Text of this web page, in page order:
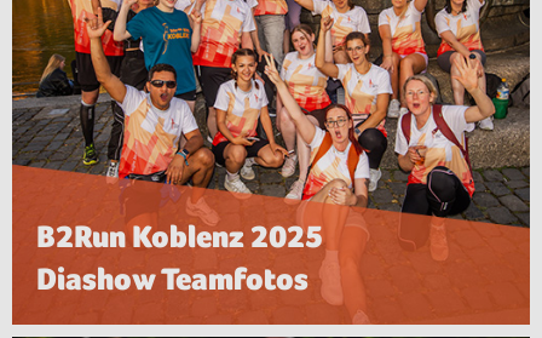
B2Run Koblenz 2025
Diashow Teamfotos